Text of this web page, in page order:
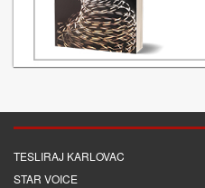
TESLIRAJ KARLOVAC
STAR VOICE